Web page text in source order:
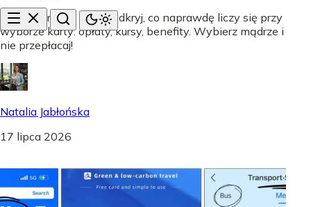
Mastercard czy Visa? Odkryj, co naprawdę liczy się przy
wyborze karty: opłaty, kursy, benefity. Wybierz mądrze i
nie przepłacaj!
Natalia Jabłońska
17 lipca 2026